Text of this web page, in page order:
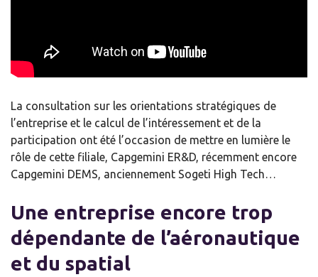
La consultation sur les orientations stratégiques de
l’entreprise et le calcul de l’intéressement et de la
participation ont été l’occasion de mettre en lumière le
rôle de cette filiale, Capgemini ER&D, récemment encore
Capgemini DEMS, anciennement Sogeti High Tech…
Une entreprise encore trop
dépendante de l’aéronautique
et du spatial